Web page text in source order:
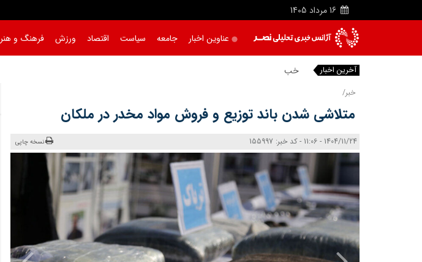
16 مرداد 1405
عناوین اخبار جامعه سیاست اقتصاد ورزش فرهنگ و هنر
آخرین اخبار خبرنگا
خبر/
متلاشی شدن باند توزیع و فروش مواد مخدر در ملکان
1404/11/24 - 11:06 - کد خبر: 155997 نسخه چاپی